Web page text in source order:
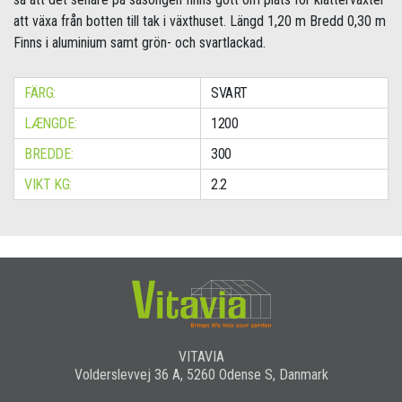
att växa från botten till tak i växthuset. Längd 1,20 m Bredd 0,30 m
Finns i aluminium samt grön- och svartlackad.
FÄRG:
SVART
LÆNGDE:
1200
BREDDE:
300
VIKT KG:
2.2
VITAVIA
Volderslevvej 36 A, 5260 Odense S, Danmark